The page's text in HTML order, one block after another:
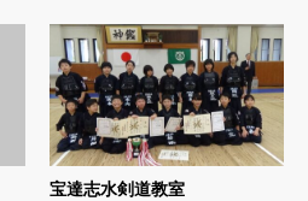
宝達志水剣道教室